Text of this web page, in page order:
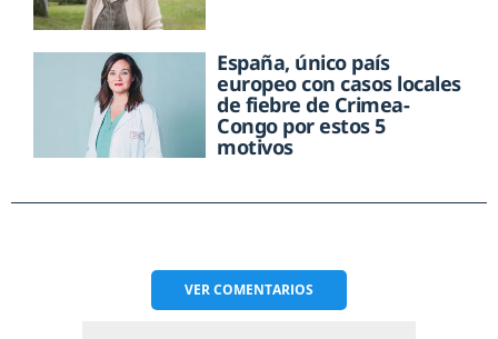
España, único país
europeo con casos locales
de fiebre de Crimea-
Congo por estos 5
motivos
VERCOMENTARIOS